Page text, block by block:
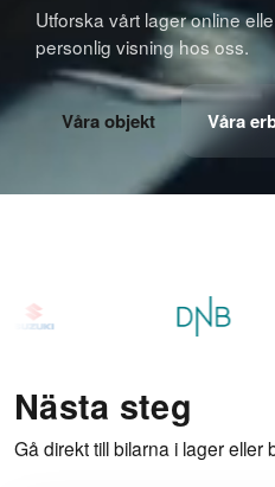
Utforska vårt lager online
personlig visning hos oss.
Våra objekt Våra
Nästa steg
Gå direkt till bilarna i lager eller